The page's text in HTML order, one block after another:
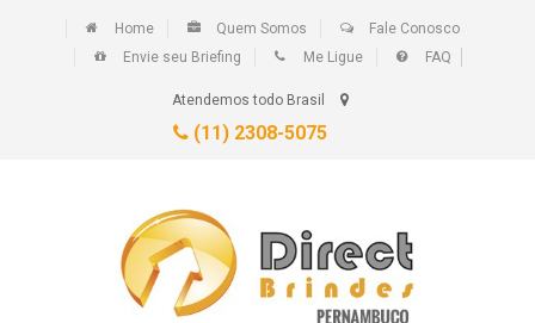
Home Quem Somos
Fale Conosco
Envie seu Briefing
Me Ligue FAQ
Atendemos todo Brasil
(11) 2308-5075